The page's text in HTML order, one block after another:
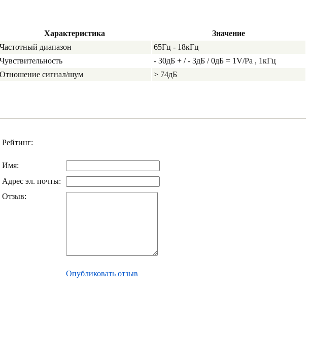
Характеристика
Значение
Частотный диапазон
65Гц - 18кГц
Чувствительность
- 30дБ + / - 3дБ / 0дБ = 1V/Pa , 1кГц
Отношение сигнал/шум
> 74дБ
Рейтинг:
Имя:
Адрес эл. почты:
Отзыв:
Опубликовать отзыв